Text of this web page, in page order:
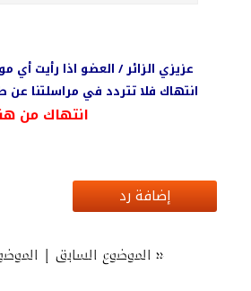
عزيزي الزائر / العضو اذا رأيت
انتهاك فلا تتردد في مراسلتنا عن
انتهاك من
إضافة رد
« الموضوع السابق|